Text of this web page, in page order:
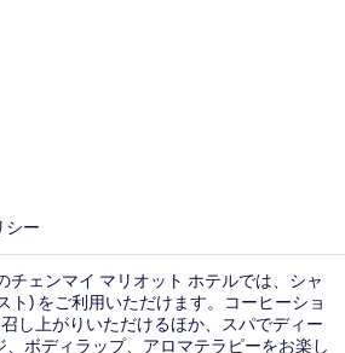
シー
チェンマイ マリオット ホテルでは、シャ
ト) をご利用いただけます。コーヒーショ
し上がりいただけるほか、スパでディー
ボディラップ、アロマテラピーをお楽し